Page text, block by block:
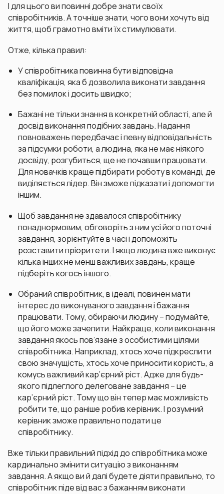
І для цього ви повинні добре знати своїх
співробітників. А точніше знати, чого вони хочуть від
життя, щоб грамотно вміти їх стимулювати.
Отже, кілька правил:
У співробітника повинна бути відповідна
кваліфікація, яка б дозволила виконати завдання
без помилок і досить швидко;
Бажані не тільки знання в конкретній області, але й
досвід виконання подібних завдань. Надання
повноважень передбачає і певну відповідальність
за підсумки роботи, а людина, яка не має ніякого
досвіду, розгубиться, ще не почавши працювати.
Для новачків краще підбирати роботу в команді, де
виділяється лідер. Він зможе підказати і допомогти
іншим.
Щоб завдання не здавалося співробітнику
понаднормовим, обговоріть з ним усі його поточні
завдання, зорієнтуйте в часі і допоможіть
розставити пріоритети. І якщо людина вже виконує
кілька інших не менш важливих завдань, краще
підберіть когось іншого.
Обраний співробітник, в ідеалі, повинен мати
інтерес до виконуваного завдання і бажання
працювати. Тому, обираючи людину – подумайте,
що його може зачепити. Найкраще, коли виконання
завдання якось пов’язане з особистими цілями
співробітника. Наприклад, хтось хоче підкреслити
свою значущість, хтось хоче приносити користь, а
комусь важливий кар’єрний ріст. Адже для будь-
якого підлеглого делеговане завдання – це
кар’єрний ріст. Тому що він тепер має можливість
робити те, що раніше робив керівник. І розумний
керівник зможе правильно подати це
співробітнику.
Вже тільки правильний підхід до співробітника може
кардинально змінити ситуацію з виконанням
завдання. А якщо ви й далі будете діяти правильно, то
співробітник піде від вас з бажанням виконати